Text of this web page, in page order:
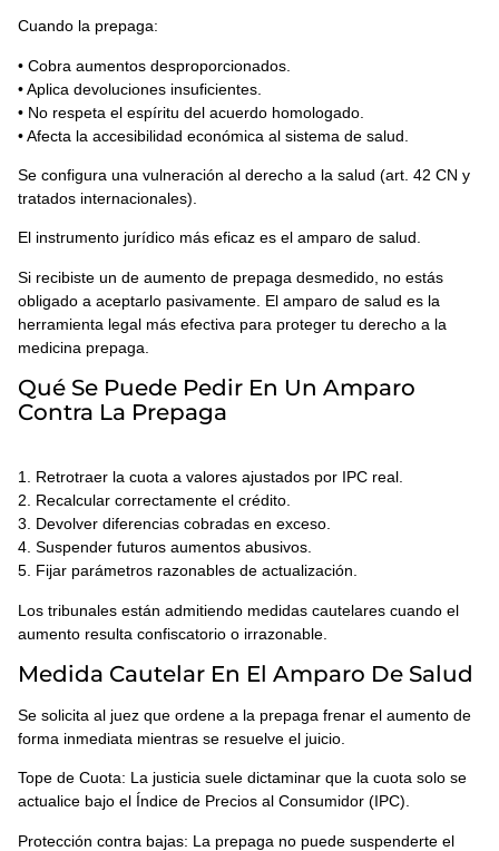
Cuando la prepaga:
• Cobra aumentos desproporcionados.
• Aplica devoluciones insuficientes.
• No respeta el espíritu del acuerdo homologado.
• Afecta la accesibilidad económica al sistema de salud.
Se configura una vulneración al derecho a la salud (art. 42 CN y
tratados internacionales).
El instrumento jurídico más eficaz es el amparo de salud.
Si recibiste un de aumento de prepaga desmedido, no estás
obligado a aceptarlo pasivamente. El amparo de salud es la
herramienta legal más efectiva para proteger tu derecho a la
medicina prepaga.
Qué Se Puede Pedir En Un Amparo
Contra La Prepaga
1. Retrotraer la cuota a valores ajustados por IPC real.
2. Recalcular correctamente el crédito.
3. Devolver diferencias cobradas en exceso.
4. Suspender futuros aumentos abusivos.
5. Fijar parámetros razonables de actualización.
Los tribunales están admitiendo medidas cautelares cuando el
aumento resulta confiscatorio o irrazonable.
Medida Cautelar En El Amparo De Salud
Se solicita al juez que ordene a la prepaga frenar el aumento de
forma inmediata mientras se resuelve el juicio.
Tope de Cuota: La justicia suele dictaminar que la cuota solo se
actualice bajo el Índice de Precios al Consumidor (IPC).
Protección contra bajas: La prepaga no puede suspenderte el